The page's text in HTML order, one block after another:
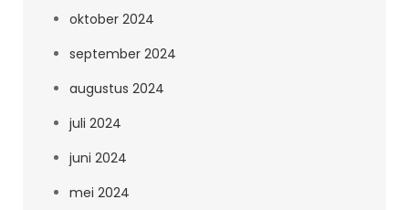
oktober 2024
september 2024
augustus 2024
juli 2024
juni 2024
mei 2024